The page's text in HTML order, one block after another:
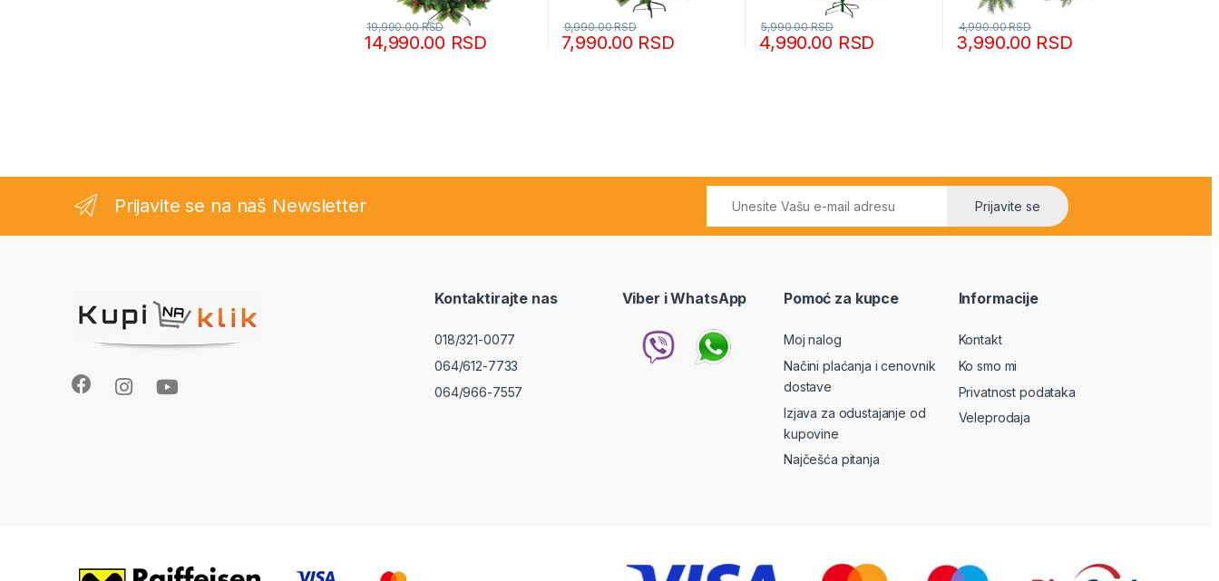
14,990.00 RSD
19,990.00RSD
7,990.00 RSD
9,990.00RSD
4,990.00 RSD
5,990.00RSD
3,990.00 RSD
4,990.00RSD
Prijavite se na naš Newsletter Prijavite se
Kontaktirajte nas
018/321-0077
064/612-7733
064/966-7557
Viber i WhatsApp Pomoć za kupce
Moj nalog
Načini plaćanja i cenovnik
dostave
Izjava za odustajanje od
kupovine
Najčešća pitanja
Informacije
Kontakt
Ko smo mi
Privatnost podataka
Veleprodaja